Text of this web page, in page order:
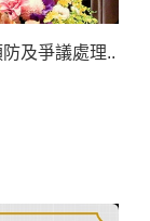
及爭議處理..